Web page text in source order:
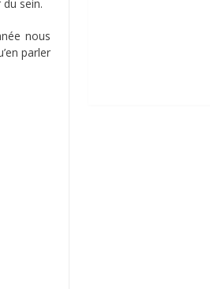
sein.
nous
parler